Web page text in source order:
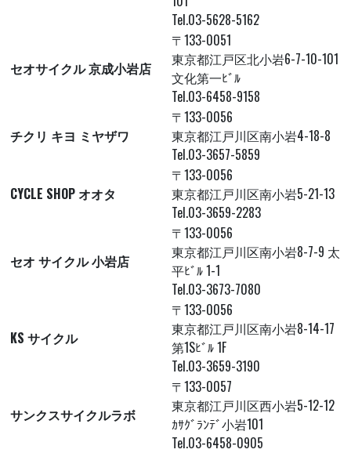
Tel.03-5628-5162
セオサイクル 京成小岩店
〒133-0051
東京都江戸区北小岩6-7-10-101
文化第一ﾋﾞﾙ
Tel.03-6458-9158
チクリ キヨ ミヤザワ
〒133-0056
東京都江戸川区南小岩4-18-8
Tel.03-3657-5859
CYCLE SHOP オオタ
〒133-0056
東京都江戸川区南小岩5-21-13
Tel.03-3659-2283
セオ サイクル 小岩店
〒133-0056
東京都江戸川区南小岩8-7-9 太
平ﾋﾞﾙ 1-1
Tel.03-3673-7080
KS サイクル
〒133-0056
東京都江戸川区南小岩8-14-17
第1Sﾋﾞﾙ 1F
Tel.03-3659-3190
サンクスサイクルラボ
〒133-0057
東京都江戸川区西小岩5-12-12
ｶｻｸﾞﾗﾝﾃﾞ小岩101
Tel.03-6458-0905